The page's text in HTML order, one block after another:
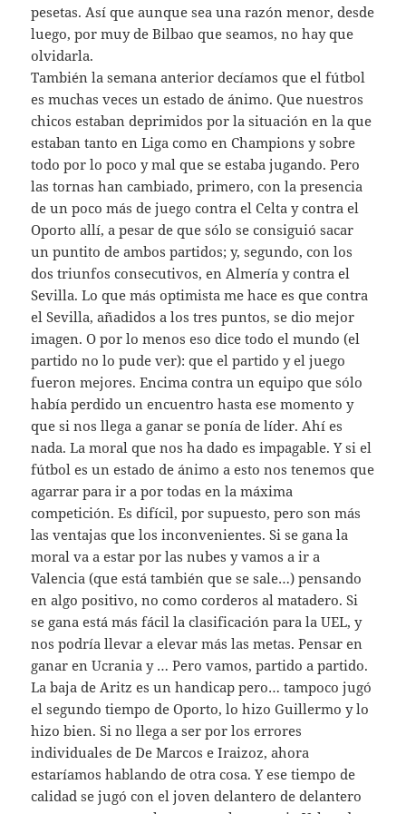
pesetas. Así que aunque sea una razón menor, desde
luego, por muy de Bilbao que seamos, no hay que
olvidarla.
También la semana anterior decíamos que el fútbol
es muchas veces un estado de ánimo. Que nuestros
chicos estaban deprimidos por la situación en la que
estaban tanto en Liga como en Champions y sobre
todo por lo poco y mal que se estaba jugando. Pero
las tornas han cambiado, primero, con la presencia
de un poco más de juego contra el Celta y contra el
Oporto allí, a pesar de que sólo se consiguió sacar
un puntito de ambos partidos; y, segundo, con los
dos triunfos consecutivos, en Almería y contra el
Sevilla. Lo que más optimista me hace es que contra
el Sevilla, añadidos a los tres puntos, se dio mejor
imagen. O por lo menos eso dice todo el mundo (el
partido no lo pude ver): que el partido y el juego
fueron mejores. Encima contra un equipo que sólo
había perdido un encuentro hasta ese momento y
que si nos llega a ganar se ponía de líder. Ahí es
nada. La moral que nos ha dado es impagable. Y si el
fútbol es un estado de ánimo a esto nos tenemos que
agarrar para ir a por todas en la máxima
competición. Es difícil, por supuesto, pero son más
las ventajas que los inconvenientes. Si se gana la
moral va a estar por las nubes y vamos a ir a
Valencia (que está también que se sale…) pensando
en algo positivo, no como corderos al matadero. Si
se gana está más fácil la clasificación para la UEL, y
nos podría llevar a elevar más las metas. Pensar en
ganar en Ucrania y … Pero vamos, partido a partido.
La baja de Aritz es un handicap pero… tampoco jugó
el segundo tiempo de Oporto, lo hizo Guillermo y lo
hizo bien. Si no llega a ser por los errores
individuales de De Marcos e Iraizoz, ahora
estaríamos hablando de otra cosa. Y ese tiempo de
calidad se jugó con el joven delantero de delantero